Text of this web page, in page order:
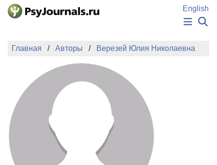
Перейти к основному содержанию
English
НОВОСТИ
АВТОРЫ
ПОДАТЬ РУКОПИСЬ
БАЗА ЗНАНИЙ
КЛЮЧЕВЫЕ СЛОВА
Регистрация
Главная Авторы Верезей Юлия Николаевна